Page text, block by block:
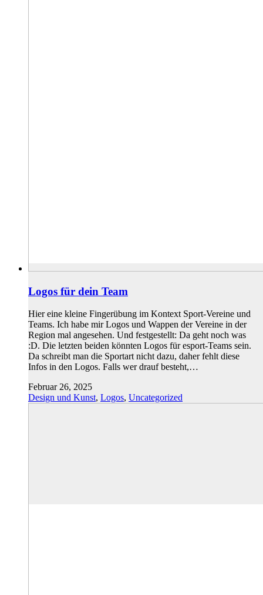
Logos für dein Team
Hier eine kleine Fingerübung im Kontext Sport-Vereine und
Teams. Ich habe mir Logos und Wappen der Vereine in der
Region mal angesehen. Und festgestellt: Da geht noch was
:D. Die letzten beiden könnten Logos für esport-Teams sein.
Da schreibt man die Sportart nicht dazu, daher fehlt diese
Infos in den Logos. Falls wer drauf besteht,…
Februar 26, 2025
Design und Kunst, Logos, Uncategorized